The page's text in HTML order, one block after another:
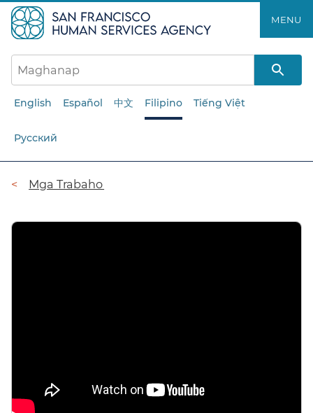
ang
pangunahing
nilalaman​​
MENU​​
English Español 中文 Filipino Tiếng Việt
Русский
Breadcrumb​​
Mga Trabaho​​